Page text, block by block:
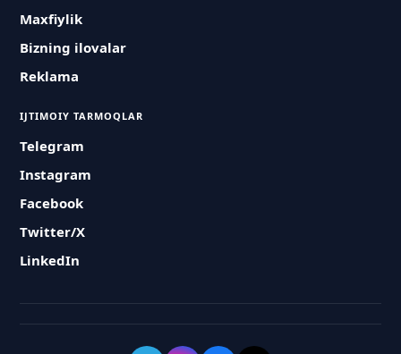
Maxfiylik
Bizning ilovalar
Reklama
IJTIMOIY TARMOQLAR
Telegram
Instagram
Facebook
Twitter/X
LinkedIn